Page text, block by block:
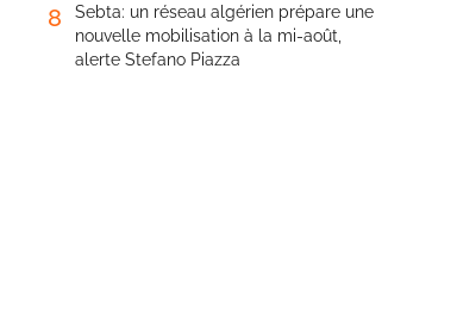
8
Sebta: un réseau algérien prépare une
nouvelle mobilisation à la mi-août,
alerte Stefano Piazza